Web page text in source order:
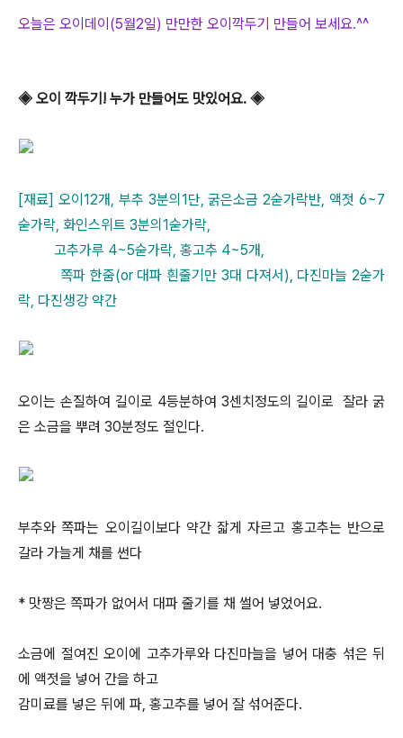
오늘은 오이데이(5월2일) 만만한 오이깍두기 만들어 보세요.^^
◈ 오이 깍두기! 누가 만들어도 맛있어요. ◈
[재료] 오이12개, 부추 3분의1단, 굵은소금 2숟가락반, 액젓 6~7
숟가락, 화인스위트 3분의1숟가락,
고추가루 4~5숟가락, 홍고추 4~5개,
쪽파 한줌(or 대파 흰줄기만 3대 다져서), 다진마늘 2숟가
락, 다진생강 약간
오이는 손질하여 길이로 4등분하여 3센치정도의 길이로 잘라 굵
은 소금을 뿌려 30분정도 절인다.
부추와 쪽파는 오이길이보다 약간 잛게 자르고 홍고추는 반으로
갈라 가늘게 채를 썬다
* 맛짱은 쪽파가 없어서 대파 줄기를 채 썰어 넣었어요.
소금에 절여진 오이에 고추가루와 다진마늘을 넣어 대충 섞은 뒤
에 액젓을 넣어 간을 하고
감미료를 넣은 뒤에 파, 홍고추를 넣어 잘 섞어준다.